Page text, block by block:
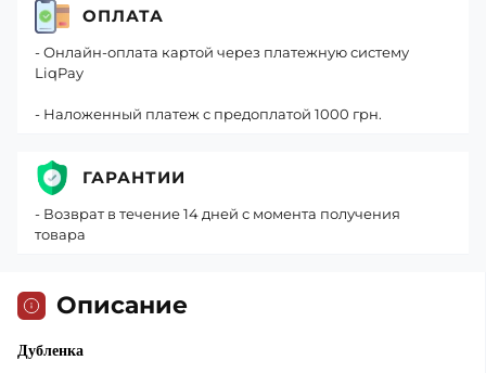
Описание
Дубленка
ОПЛАТА
- Онлайн-оплата картой через платежную систему
LiqPay
- Наложенный платеж с предоплатой 1000 грн.
ГАРАНТИИ
- Возврат в течение 14 дней с момента получения
товара